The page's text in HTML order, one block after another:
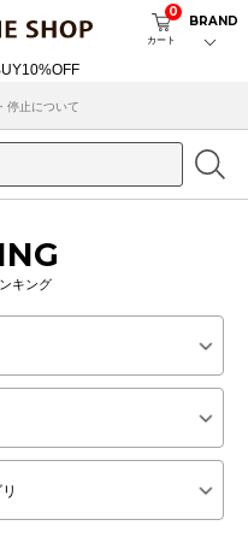
カート
0
BRAND
停止について
キング